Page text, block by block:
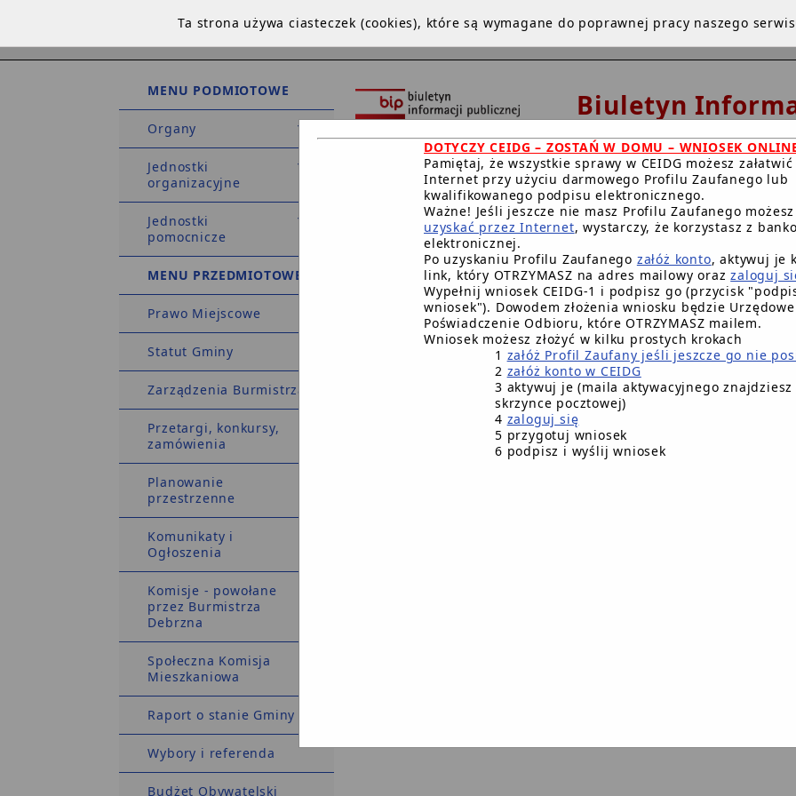
MENU PODMIOTOWE
Organy
Jednostki
organizacyjne
Jednostki
pomocnicze
MENU PRZEDMIOTOWE
Prawo Miejscowe
Statut Gminy
Zarządzenia Burmistrza
Przetargi, konkursy,
zamówienia
Planowanie
przestrzenne
Komunikaty i
Ogłoszenia
Komisje - powołane
przez Burmistrza
Debrzna
Społeczna Komisja
Mieszkaniowa
Raport o stanie Gminy
Wybory i referenda
Budżet Obywatelski
Biuletyn
Publicznej
Urząd Miejski w
STRONA GŁÓWNA INSTRUKCJA REDAKCJA WWW
DEKLARACJA DOSTĘPNOŚCI CYFROWEJ
Strona Główna BIP Gminy/Petycje/
Petycje
Petycja -Nie rozbierajcie naszej budki
Odpowiedź na petycję
Uchwała nr 38.XXIV.2025 Rady Miejskiej w Debrznie z dnia
niezasługującą na uwzględnienie
Treść
Treść
Poprzednia
Ta strona używa ciasteczek (cookies), które są wymagane do poprawnej pracy naszego
DOTYCZY CEIDG – ZOSTAŃ W DOMU – WNIOSEK
Pamiętaj, że wszystkie sprawy w CEIDG możesz
Internet przy użyciu darmowego Profilu Zaufanego lub
kwalifikowanego podpisu elektronicznego.
Ważne! Jeśli jeszcze nie masz Profilu Zaufanego
uzyskać przez Internet, wystarczy, że korzystasz z
elektronicznej.
Po uzyskaniu Profilu Zaufanego załóż konto, aktywuj je
link, który OTRZYMASZ na adres mailowy orazzaloguj
Wypełnij wniosek CEIDG-1 i podpisz go (przycisk
wniosek"). Dowodem złożenia wniosku będzie Urzędowe
Poświadczenie Odbioru, które OTRZYMASZ mailem.
Wniosek możesz złożyć w kilku prostych krokach
1 załóż Profil Zaufany jeśli jeszcze go nie
2 załóż konto w CEIDG
3 aktywuj je (maila aktywacyjnego znajdziesz
skrzynce pocztowej)
4 zaloguj się
5 przygotuj wniosek
6 podpisz i wyślij wniosek